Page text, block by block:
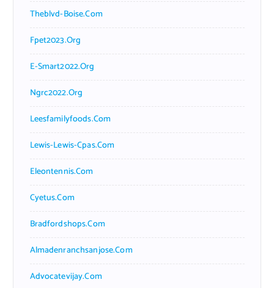
Theblvd-Boise.com
Fpet2023.org
E-Smart2022.org
Ngrc2022.org
Leesfamilyfoods.com
Lewis-Lewis-Cpas.com
Eleontennis.com
Cyetus.com
Bradfordshops.com
Almadenranchsanjose.com
Advocatevijay.com